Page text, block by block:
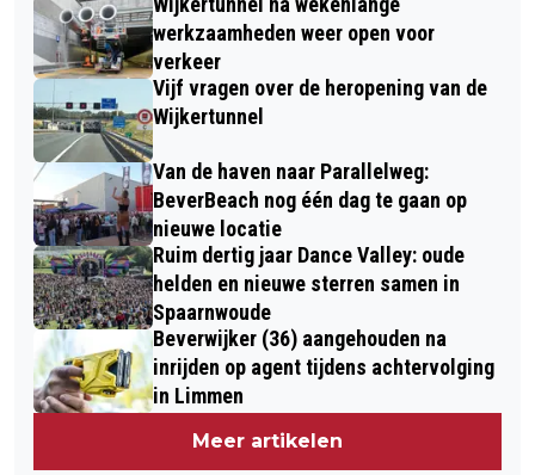
(NATIONALE VOGELWEEK #4)
werkzaamheden weer open voor
verkeer
Vijf vragen over de heropening van de
Wijkertunnel
Van de haven naar Parallelweg:
BeverBeach nog één dag te gaan op
nieuwe locatie
Ruim dertig jaar Dance Valley: oude
helden en nieuwe sterren samen in
Spaarnwoude
Beverwijker (36) aangehouden na
inrijden op agent tijdens achtervolging
in Limmen
Meer artikelen